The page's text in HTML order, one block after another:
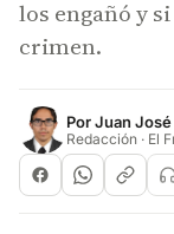
los engañó y
crimen.
PorJuan
Redacción · El